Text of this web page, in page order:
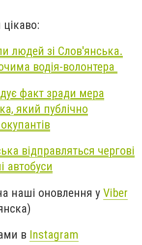
людей зі Слов'янська.
водія-волонтера
факт зради мера
який публічно
відправляться чергові
автобуси
наші оновлення у Viber
в Instagram